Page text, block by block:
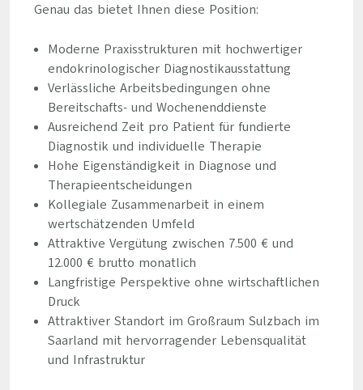
Genau das bietet Ihnen diese Position:
Moderne Praxisstrukturen mit hochwertiger
endokrinologischer Diagnostikausstattung
Verlässliche Arbeitsbedingungen ohne
Bereitschafts- und Wochenenddienste
Ausreichend Zeit pro Patient für fundierte
Diagnostik und individuelle Therapie
Hohe Eigenständigkeit in Diagnose und
Therapieentscheidungen
Kollegiale Zusammenarbeit in einem
wertschätzenden Umfeld
Attraktive Vergütung zwischen 7.500 € und
12.000 € brutto monatlich
Langfristige Perspektive ohne wirtschaftlichen
Druck
Attraktiver Standort im Großraum Sulzbach im
Saarland mit hervorragender Lebensqualität
und Infrastruktur